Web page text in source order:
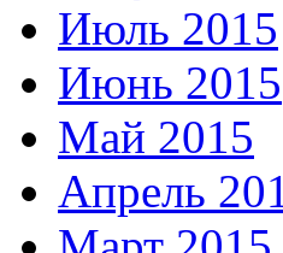
Июль 2015
Июнь 2015
Май 2015
Апрель